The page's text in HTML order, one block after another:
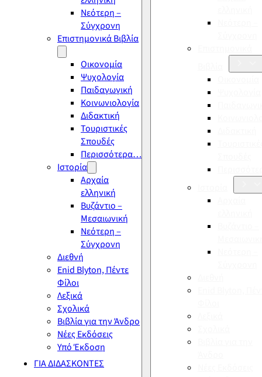
Νεότερη –
Σύγχρονη
Επιστημονικά Βιβλία
Οικονομία
Ψυχολογία
Παιδαγωγική
Κοινωνιολογία
Διδακτική
Τουριστικές
Σπουδές
Περισσότερα…
Ιστορία
Αρχαία
ελληνική
Βυζάντιο –
Μεσαιωνική
Νεότερη –
Σύγχρονη
Διεθνή
Enid Blyton, Πέντε
Φίλοι
Λεξικά
Σχολικά
Βιβλία για την Άνδρο
Νέες Εκδόσεις
Υπό Έκδοση
ΓΙΑ ΔΙΔΑΣΚΟΝΤΕΣ